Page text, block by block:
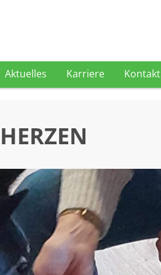
Aktuelles Karriere Kontakt